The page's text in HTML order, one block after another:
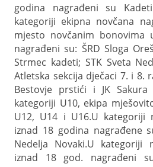
godina nagrađeni su
kategoriji ekipna novčana
mjesto novčanim bonovima
nagrađeni su: ŠRD Sloga
Strmec kadeti; STK Sveta
Atletska sekcija dječaci 7. i 8.
Bestovje prstići i JK
kategoriji U10, ekipa
U12, U14 i U16.U kategoriji
iznad 18 godina nagrađene
Nedelja Novaki.U kategoriji
iznad 18 god. nagrađeni